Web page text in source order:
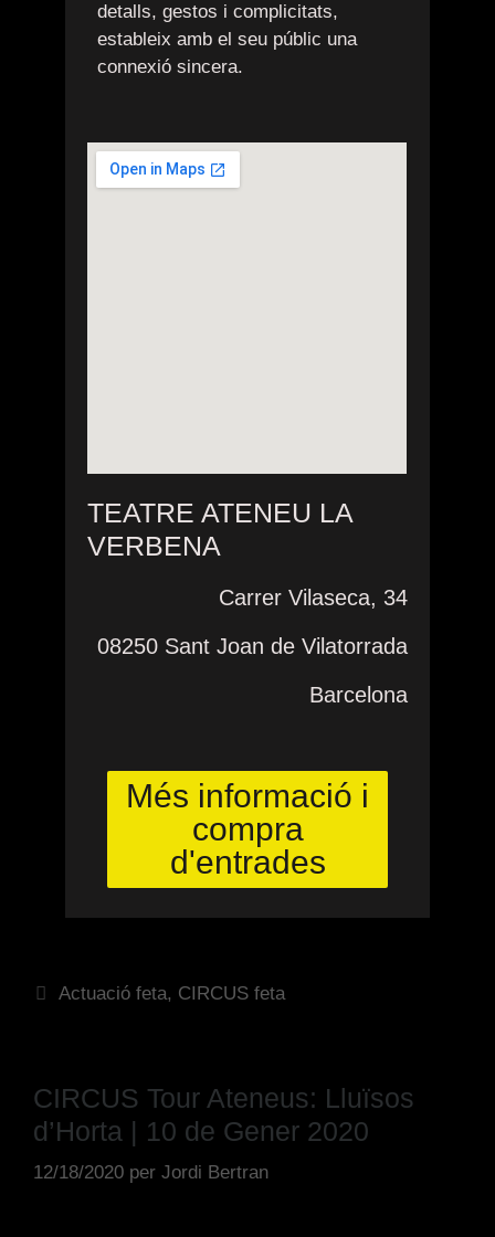
detalls, gestos i complicitats,
estableix amb el seu públic una
connexió sincera.
TEATRE ATENEU LA
VERBENA
Carrer Vilaseca, 34
08250 Sant Joan de Vilatorrada
Barcelona
Més informació i
compra
d'entrades
Actuació feta, CIRCUS feta
CIRCUS Tour Ateneus: Lluïsos
d’Horta | 10 de Gener 2020
12/18/2020 per Jordi Bertran